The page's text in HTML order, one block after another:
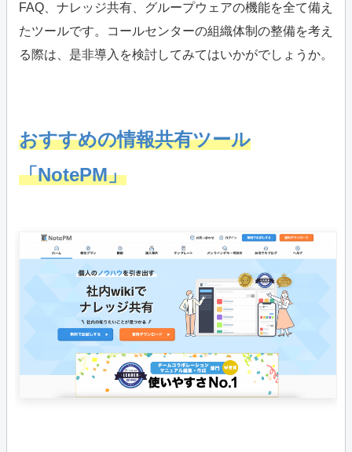
FAQ、ナレッジ共有、グループウェアの機能を全て備え
たツールです。コールセンターの組織体制の整備を考え
る際は、是非導入を検討してみてはいかがでしょうか。
おすすめの情報共有ツール
「NotePM」